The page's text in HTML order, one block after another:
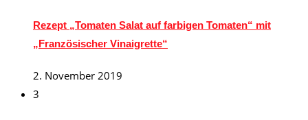
Rezept „Tomaten Salat auf farbigen Tomaten“ mit
„Französischer Vinaigrette“
2. November 2019
3